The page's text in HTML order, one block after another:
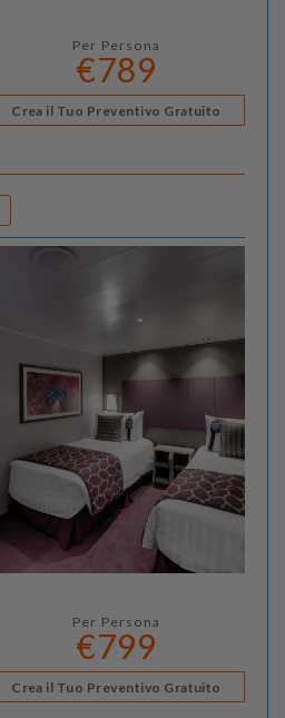
Per Persona
€789
Crea il Tuo Preventivo Gratuito
Per Persona
€799
Crea il Tuo Preventivo Gratuito